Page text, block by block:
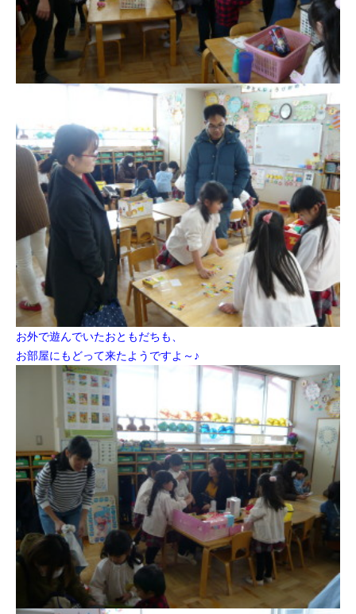
お外で遊んでいたおともだちも、
お部屋にもどって来たようですよ～♪